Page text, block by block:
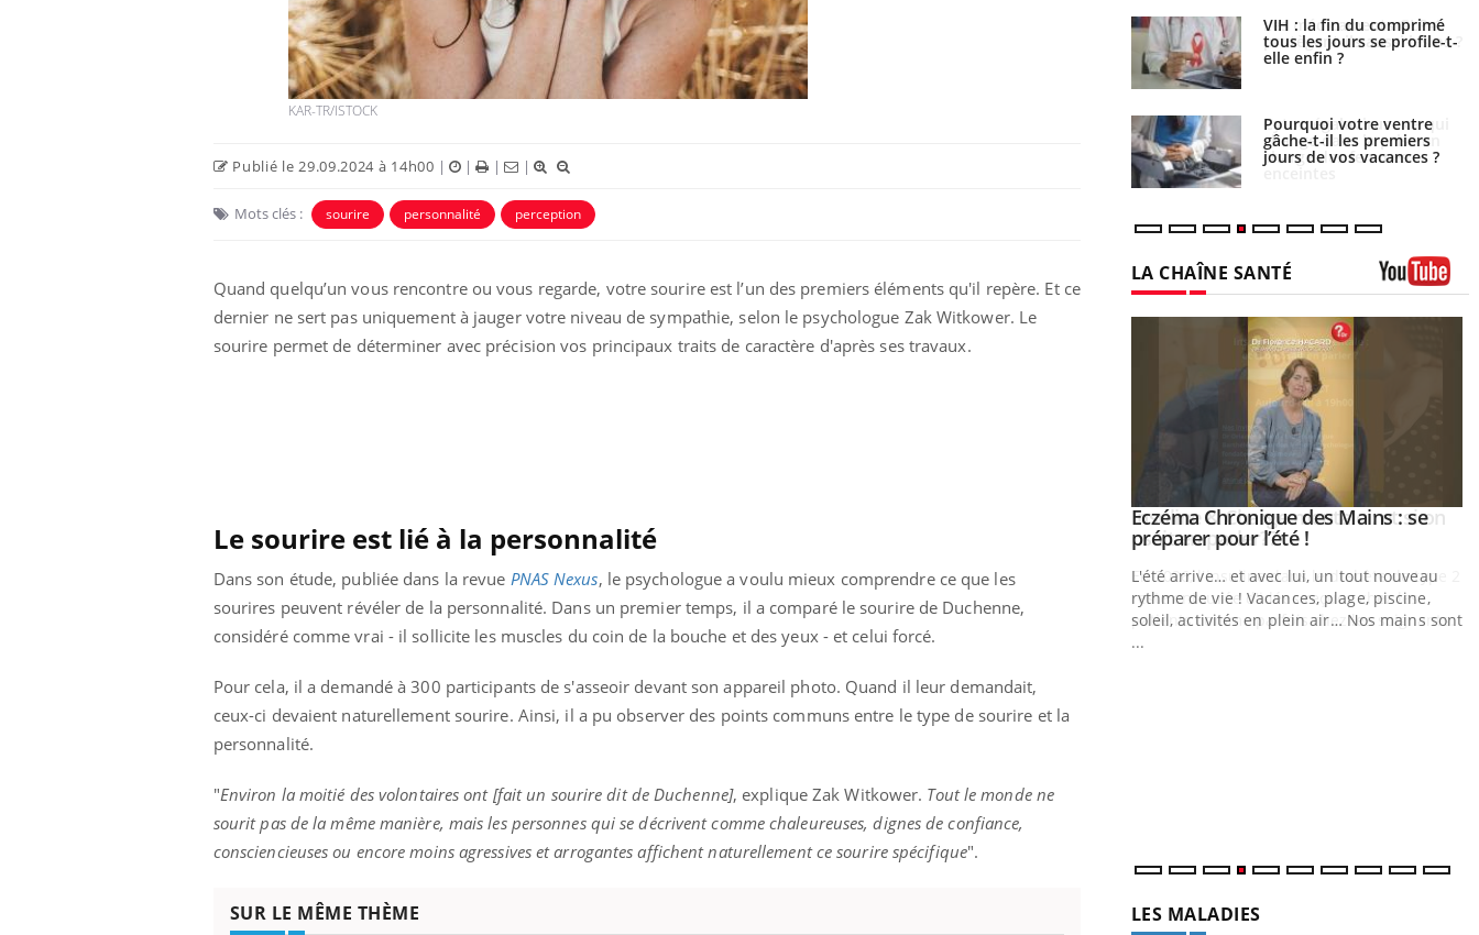
KAR-TR/ISTOCK
Publié le 29.09.2024 à 14h00 | | | |
Mots clés : sourire personnalité perception
Quand quelqu’un vous rencontre ou vous regarde, votre sourire est l’un des premiers éléments qu'il repère. Et ce
dernier ne sert pas uniquement à jauger votre niveau de sympathie, selon le psychologue Zak Witkower. Le
sourire permet de déterminer avec précision vos principaux traits de caractère d'après ses travaux.
Le sourire est lié à la personnalité
Dans son étude, publiée dans la revue PNAS Nexus, le psychologue a voulu mieux comprendre ce que les
sourires peuvent révéler de la personnalité. Dans un premier temps, il a comparé le sourire de Duchenne,
considéré comme vrai - il sollicite les muscles du coin de la bouche et des yeux - et celui forcé.
Pour cela, il a demandé à 300 participants de s'asseoir devant son appareil photo. Quand il leur demandait,
ceux-ci devaient naturellement sourire. Ainsi, il a pu observer des points communs entre le type de sourire et la
personnalité.
"Environ la moitié des volontaires ont [fait un sourire dit de Duchenne], explique Zak Witkower. Tout le monde ne
sourit pas de la même manière, mais les personnes qui se décrivent comme chaleureuses, dignes de confiance,
consciencieuses ou encore moins agressives et arrogantes affichent naturellement ce sourire spécifique".
SUR LE MÊME THÈME
Mortalité infantile : un
rapport s’interroge sur son
taux élevé en France
des chercheurs
Toujours connectés :
comment le travail
empiète de plus en plus
sur nos soirées
VIH : la fin du comprimé
tous les jours se profile-t-
elle enfin ?
Pourquoi votre ventre
gâche-t-il les premiers
jours de vos vacances ?
LA CHAÎNE SANTÉ
expliquer ma maladieYoutube
Il y a des sujets qui sont faciles à aborder...
d'autres non ! D'un côté, poser des questions
sur la maladie d'un proche c'est montrer ...
prévenirYoutube
Fatigue, irritabilité, brouillard mental ou
même alopécie… Les symptômes de la
carence en fer sont multiples ce qui la rend
...
En 2026, l'insuline dans le diabète de type 2
reste entourée d'idées reçues chez les
patients comme parfois chez les soignants.
Youtube
Eczéma Chronique des Mains : se
préparer pour l’été !Youtube
L'été arrive… et avec lui, un tout nouveau
rythme de vie ! Vacances, plage, piscine,
soleil, activités en plein air… Nos mains sont
...
LES MALADIES